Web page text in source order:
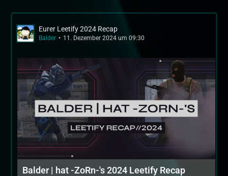
Eurer Leetify 2024 Recap
Balder 11. Dezember 2024 um 09:30
Balder | hat -ZoRn-'s 2024 Leetify Recap